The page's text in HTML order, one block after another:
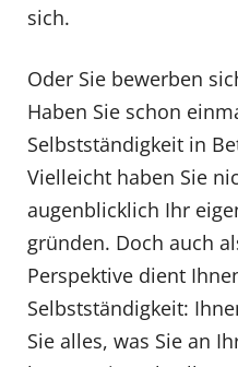
sich.
Oder Sie bewerben
Haben Sie schon
Selbstständigkeit in
Vielleicht haben Sie
augenblicklich Ihr
gründen. Doch auch
Perspektive dient
Selbstständigkeit:
Sie alles, was Sie an